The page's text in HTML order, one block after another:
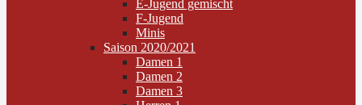
E-Jugend gemischt
F-Jugend
Minis
Saison 2020/2021
Damen 1
Damen 2
Damen 3